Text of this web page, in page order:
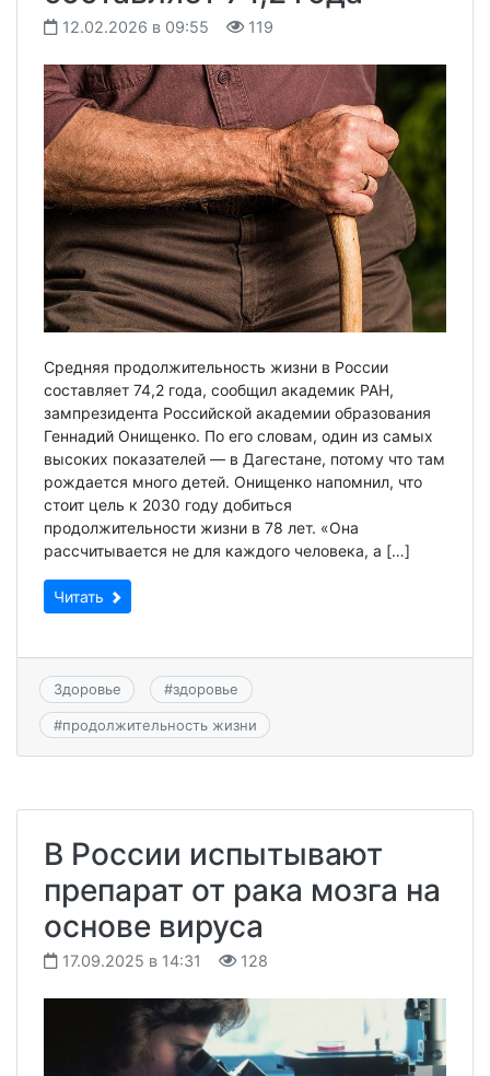
12.02.2026 в 09:55 119
Средняя продолжительность жизни в России
составляет 74,2 года, сообщил академик РАН,
зампрезидента Российской академии образования
Геннадий Онищенко. По его словам, один из самых
высоких показателей — в Дагестане, потому что там
рождается много детей. Онищенко напомнил, что
стоит цель к 2030 году добиться
продолжительности жизни в 78 лет. «Она
рассчитывается не для каждого человека, а […]
Читать
Здоровье #здоровье
#продолжительность жизни
В России испытывают
препарат от рака мозга на
основе вируса
17.09.2025 в 14:31 128